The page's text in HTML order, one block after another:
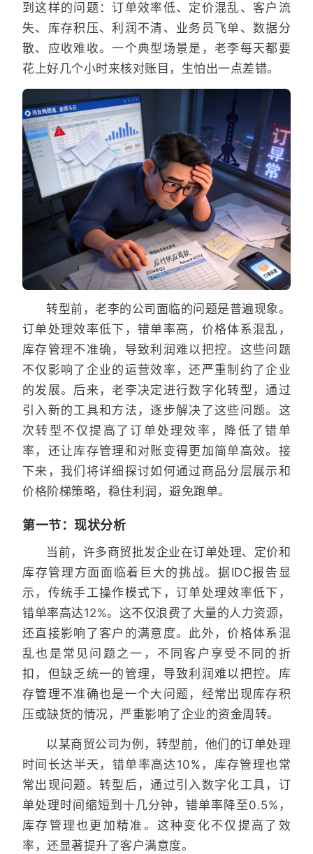
到这样的问题：订单效率低、定价混乱、客户流
失、库存积压、利润不清、业务员飞单、数据分
散、应收难收。一个典型场景是，老李每天都要
花上好几个小时来核对账目，生怕出一点差错。
转型前，老李的公司面临的问题是普遍现象。
订单处理效率低下，错单率高，价格体系混乱，
库存管理不准确，导致利润难以把控。这些问题
不仅影响了企业的运营效率，还严重制约了企业
的发展。后来，老李决定进行数字化转型，通过
引入新的工具和方法，逐步解决了这些问题。这
次转型不仅提高了订单处理效率，降低了错单
率，还让库存管理和对账变得更加简单高效。接
下来，我们将详细探讨如何通过商品分层展示和
价格阶梯策略，稳住利润，避免跑单。
第一节：现状分析
当前，许多商贸批发企业在订单处理、定价和
库存管理方面面临着巨大的挑战。据IDC报告显
示，传统手工操作模式下，订单处理效率低下，
错单率高达12%。这不仅浪费了大量的人力资源，
还直接影响了客户的满意度。此外，价格体系混
乱也是常见问题之一，不同客户享受不同的折
扣，但缺乏统一的管理，导致利润难以把控。库
存管理不准确也是一个大问题，经常出现库存积
压或缺货的情况，严重影响了企业的资金周转。
以某商贸公司为例，转型前，他们的订单处理
时间长达半天，错单率高达10%，库存管理也常
常出现问题。转型后，通过引入数字化工具，订
单处理时间缩短到十几分钟，错单率降至0.5%，
库存管理也更加精准。这种变化不仅提高了效
率，还显著提升了客户满意度。